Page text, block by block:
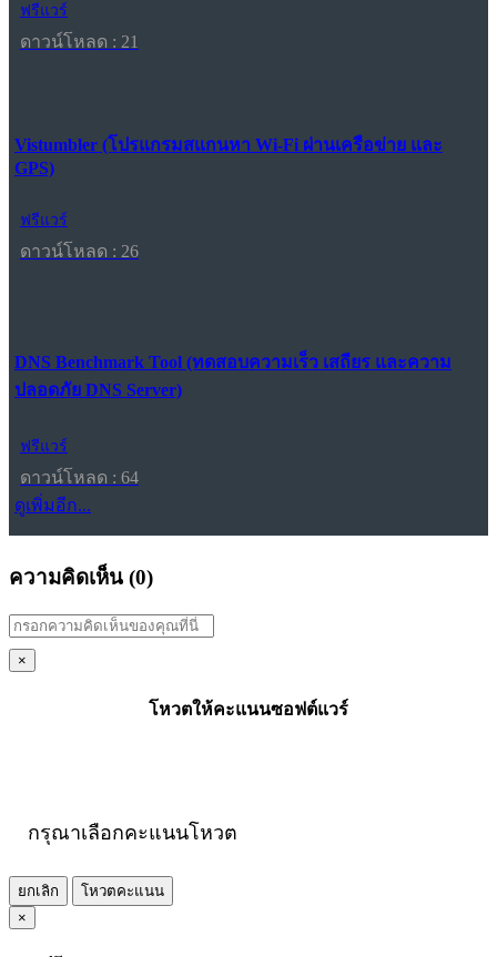
ฟรีแวร์
ดาวน์โหลด : 21
Vistumbler (โปรแกรมสแกนหา Wi-Fi ผ่านเครือข่าย และ
GPS)
ฟรีแวร์
ดาวน์โหลด : 26
DNS Benchmark Tool (ทดสอบความเร็ว เสถียร และความ
ปลอดภัย DNS Server)
ฟรีแวร์
ดาวน์โหลด : 64
ดูเพิ่มอีก...
ความคิดเห็น (0)
×
โหวตให้คะแนนซอฟต์แวร์
กรุณาเลือกคะแนนโหวต
ยกเลิก
โหวตคะแนน
×